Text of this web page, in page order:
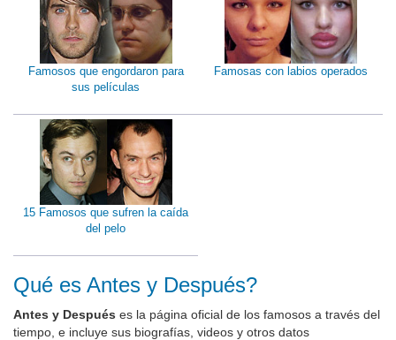
Famosos que engordaron para
sus películas
Famosas con labios operados
15 Famosos que sufren la caída
del pelo
Qué es Antes y Después?
Antes y Después es la página oficial de los famosos a través del
tiempo, e incluye sus biografías, videos y otros datos